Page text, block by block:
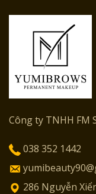
Công ty TNHH FM
038 352 1442
286 Nguyễn